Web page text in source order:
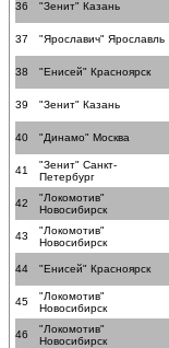
36 "Зенит" Казань
37 "Ярославич" Ярославль
38 "Енисей" Красноярск
39 "Зенит" Казань
40 "Динамо" Москва
41
"Зенит" Санкт-
Петербург
42
"Локомотив"
Новосибирск
43
"Локомотив"
Новосибирск
44 "Енисей" Красноярск
45
"Локомотив"
Новосибирск
46
"Локомотив"
Новосибирск